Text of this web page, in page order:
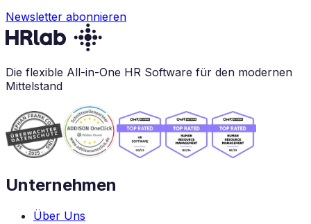
Newsletter abonnieren
Die flexible All-in-One HR Software für den modernen
Mittelstand
Unternehmen
Über Uns